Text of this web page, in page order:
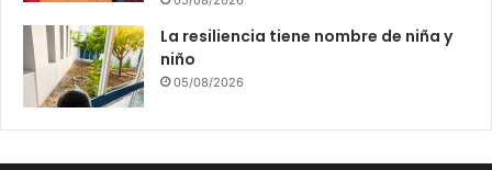
La resiliencia tiene nombre de niña y
niño
05/08/2026